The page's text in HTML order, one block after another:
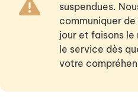
suspendues.
communiquer
jour et faisons
le service dès
votre